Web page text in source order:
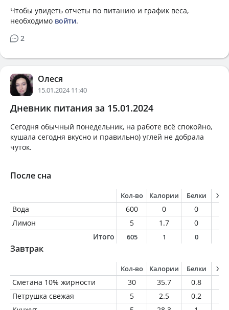
Чтобы увидеть отчеты по питанию и график веса,
необходимо войти.
2
Олеся
15.01.2024 11:40
Дневник питания за 15.01.2024
Сегодня обычный понедельник, на работе всё спокойно,
кушала сегодня вкусно и правильно) углей не добрала
чуток.
После сна
Кол-во Калории Белки
Вода 600 0 0
Лимон
5 1.7 0
Итого
605 1 0
Завтрак
Кол-во Калории Белки
Сметана 10% жирности 30 35.7 0.8
Петрушка свежая
5 2.5 0.2